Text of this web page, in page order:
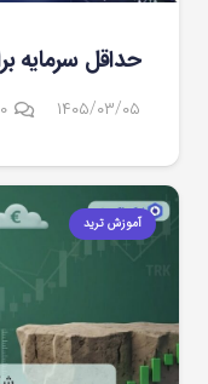
حداقل سرمایه
۱۴۰۵/۰۳/۰۵ ۰
آموزش ترید